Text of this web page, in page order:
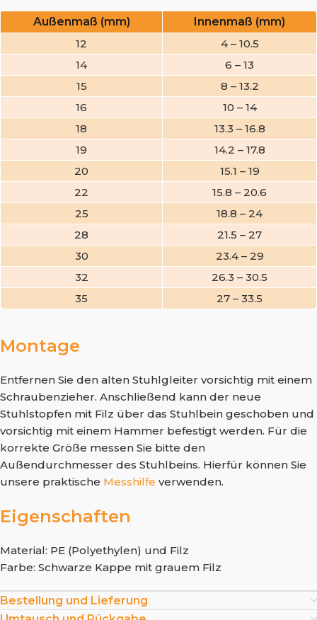
Außenmaß (mm)
Innenmaß (mm)
12
4 – 10.5
14
6 – 13
15
8 – 13.2
16
10 – 14
18
13.3 – 16.8
19
14.2 – 17.8
20
15.1 – 19
22
15.8 – 20.6
25
18.8 – 24
28
21.5 – 27
30
23.4 – 29
32
26.3 – 30.5
35
27 – 33.5
Montage
Entfernen Sie den alten Stuhlgleiter vorsichtig mit einem
Schraubenzieher. Anschließend kann der neue
Stuhlstopfen mit Filz über das Stuhlbein geschoben und
vorsichtig mit einem Hammer befestigt werden. Für die
korrekte Größe messen Sie bitte den
Außendurchmesser des Stuhlbeins. Hierfür können Sie
unsere praktische Messhilfe verwenden.
Eigenschaften
Material: PE (Polyethylen) und Filz
Farbe: Schwarze Kappe mit grauem Filz
Bestellung und Lieferung